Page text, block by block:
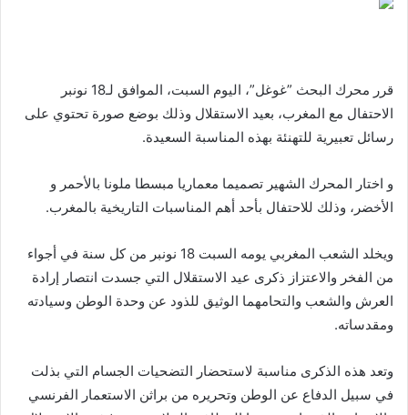
قرر محرك البحث ”غوغل”، اليوم السبت، الموافق لـ18 نونبر
الاحتفال مع المغرب، بعيد الاستقلال وذلك بوضع صورة تحتوي على
رسائل تعبيرية للتهنئة بهذه المناسبة السعيدة.
و اختار المحرك الشهير تصميما معماريا مبسطا ملونا بالأحمر و
الأخضر، وذلك للاحتفال بأحد أهم المناسبات التاريخية بالمغرب.
ويخلد الشعب المغربي يومه السبت 18 نونبر من كل سنة في أجواء
من الفخر والاعتزاز ذكرى عيد الاستقلال التي جسدت انتصار إرادة
العرش والشعب والتحامهما الوثيق للذود عن وحدة الوطن وسيادته
ومقدساته.
وتعد هذه الذكرى مناسبة لاستحضار التضحيات الجسام التي بذلت
في سبيل الدفاع عن الوطن وتحريره من براثن الاستعمار الفرنسي